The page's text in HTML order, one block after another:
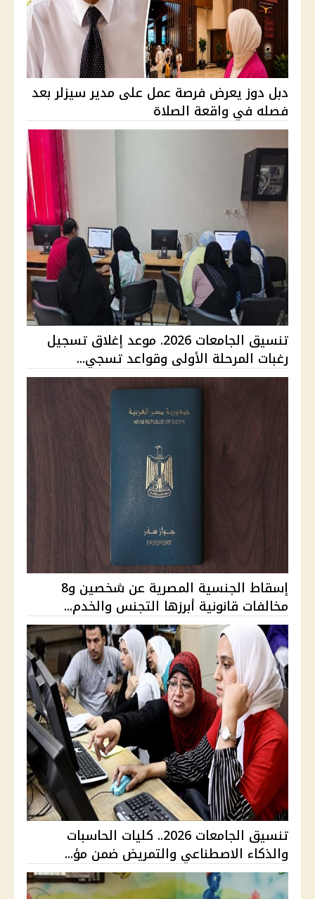
دبل دوز يعرض فرصة عمل على مدير سيزلر بعد
فصله في واقعة الصلاة
تنسيق الجامعات 2026. موعد إغلاق تسجيل
رغبات المرحلة الأولى وقواعد تسجي...
إسقاط الجنسية المصرية عن شخصين و8
مخالفات قانونية أبرزها التجنس والخدم...
تنسيق الجامعات 2026.. كليات الحاسبات
والذكاء الاصطناعي والتمريض ضمن مؤ...